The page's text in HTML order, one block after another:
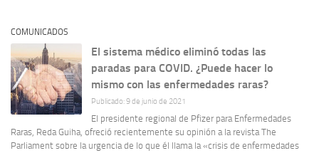
COMUNICADOS
El sistema médico eliminó todas las
paradas para COVID. ¿Puede hacer lo
mismo con las enfermedades raras?
Publicado: 9 de junio de 2021
El presidente regional de Pfizer para Enfermedades
Raras, Reda Guiha, ofreció recientemente su opinión a la revista The
Parliament sobre la urgencia de lo que él llama la «crisis de enfermedades